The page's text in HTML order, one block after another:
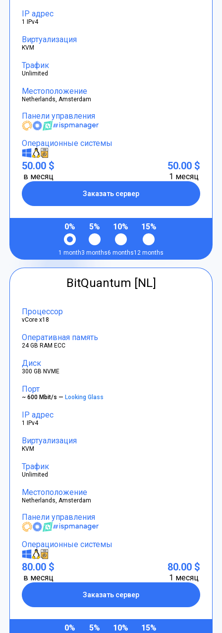
IP адрес
1 IPv4
Виртуализация
KVM
Трафик
Unlimited
Местоположение
Netherlands, Amsterdam
Панели управления
Операционные системы
50.00 $
в месяц
Заказать сервер
50.00 $
1 месяц
0%
1 month
5%
3 months
10%
6 months
15%
12 months
BitQuantum [NL]
Процессор
vCore x18
Оперативная память
24 GB RAM ECC
Диск
300 GB NVME
Порт
~ 600 Mbit/s —Looking Glass
IP адрес
1 IPv4
Виртуализация
KVM
Трафик
Unlimited
Местоположение
Netherlands, Amsterdam
Панели управления
Операционные системы
80.00 $
в месяц
Заказать сервер
80.00 $
1 месяц
0% 5% 10% 15%